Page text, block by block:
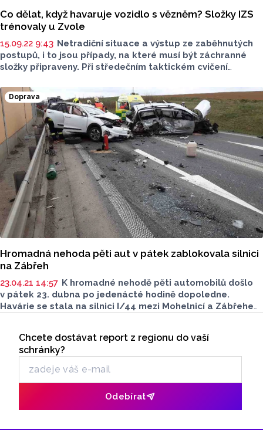
Co dělat, když havaruje vozidlo s vězněm? Složky IZS
trénovaly u Zvole
15.09.22 9:43 Netradiční situace a výstup ze zaběhnutých
postupů, i to jsou případy, na které musí být záchranné
složky připraveny. Při středečním taktickém cvičení
hasiči vyzkoušeli.
Doprava
Hromadná nehoda pěti aut v pátek zablokovala silnici
na Zábřeh
23.04.21 14:57 K hromadné nehodě pěti automobilů došlo
v pátek 23. dubna po jedenácté hodině dopoledne.
Havárie se stala na silnici I/44 mezi Mohelnicí a Zábřehem
nezvládla předjet cisternu a narazila do svodidel i dalších
několika vozů. Do nemocnic byly převezeny čtyři zraněné
osoby. Silnice musela být po dobu zásahu záchranných
složek na čtyři hodiny uzavřena.
Odběr newsletteru
Chcete dostávat report z regionu do vaší
schránky?
Odebírat